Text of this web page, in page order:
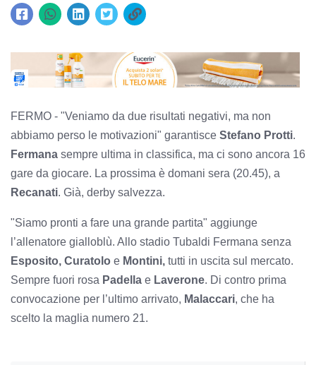
FERMO - "Veniamo da due risultati negativi, ma non
abbiamo perso le motivazioni" garantisce Stefano Protti.
Fermana sempre ultima in classifica, ma ci sono ancora 16
gare da giocare. La prossima è domani sera (20.45), a
Recanati. Già, derby salvezza.
"Siamo pronti a fare una grande partita" aggiunge
l’allenatore gialloblù. Allo stadio Tubaldi Fermana senza
Esposito, Curatolo e Montini, tutti in uscita sul mercato.
Sempre fuori rosa Padella e Laverone. Di contro prima
convocazione per l’ultimo arrivato, Malaccari, che ha
scelto la maglia numero 21.